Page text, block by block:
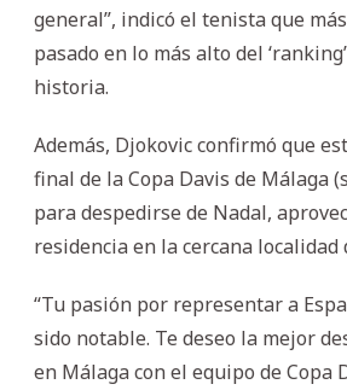
general”, indicó el tenista que
pasado en lo más alto del
historia.
Además, Djokovic confirmó que
final de la Copa Davis de Málaga
para despedirse de Nadal,
residencia en la cercana localidad
“Tu pasión por representar a
sido notable. Te deseo la mejor
en Málaga con el equipo de Copa